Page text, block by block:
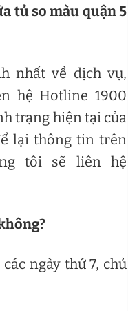
tủ so màu quận 5
nhất về dịch vụ,
hệ Hotline 1900
trạng hiện tại của
lại thông tin trên
tôi sẽ liên hệ
ngày thứ 7, chủ